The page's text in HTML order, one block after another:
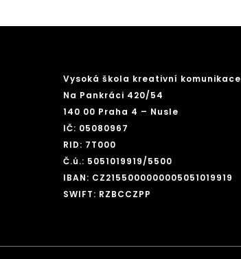
Vysoká škola kreativní komunikace
Na Pankráci 420/54
140 00 Praha 4 – Nusle
IČ: 05080967
RID: 7T000
Č.ú.: 5051019919/5500
IBAN: CZ2155000000005051019919
SWIFT: RZBCCZPP